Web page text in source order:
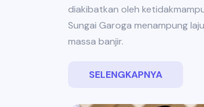
diakibatkan oleh
Sungai Garoga menampung
massa banjir.
SELENGKAPNYA